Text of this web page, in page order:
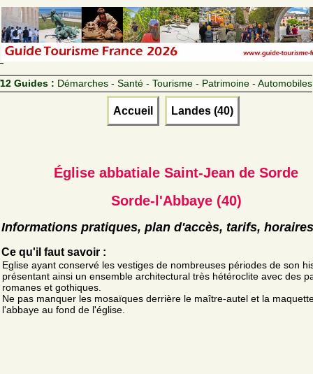
12 Guides : Démarches - Santé - Tourisme - Patrimoine - Automobiles
Accueil Landes (40)
Église abbatiale Saint-Jean de Sorde
Sorde-l'Abbaye (40)
Informations pratiques, plan d'accès, tarifs, horaires
Ce qu'il faut savoir :
Eglise ayant conservé les vestiges de nombreuses périodes de son
présentant ainsi un ensemble architectural très hétéroclite avec des
romanes et gothiques.
Ne pas manquer les mosaïques derrière le maître-autel et la
l'abbaye au fond de l'église.